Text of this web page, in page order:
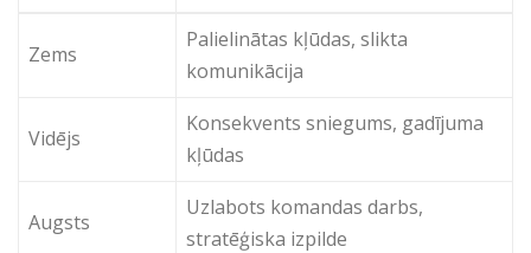
Zems
Palielinātas kļūdas, slikta
komunikācija
Vidējs
Konsekvents sniegums, gadījuma
kļūdas
Augsts
Uzlabots komandas darbs,
stratēģiska izpilde